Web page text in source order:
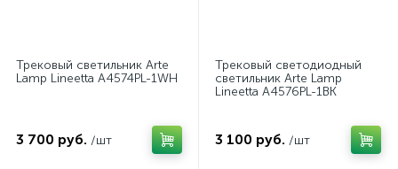
Трековый светильник Arte
Lamp Lineetta A4574PL-1WH
3 700 руб. /шт
Трековый светодиодный
светильник Arte Lamp
Lineetta A4576PL-1BK
3 100 руб. /шт